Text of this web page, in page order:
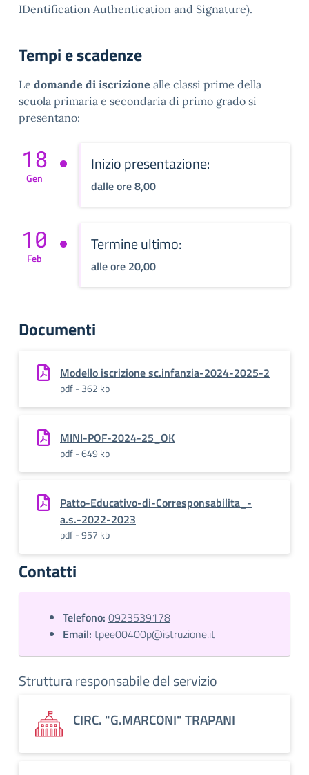
IDentification Authentication and Signature).
Tempi e scadenze
Le domande di iscrizione alle classi prime della
scuola primaria e secondaria di primo grado si
presentano:
Inizio presentazione:
dalle ore 8,00
18
Gen
Termine ultimo:
alle ore 20,00
10
Feb
Documenti
Modello iscrizione sc.infanzia-2024-2025-2
pdf - 362 kb
MINI-POF-2024-25_OK
pdf - 649 kb
Patto-Educativo-di-Corresponsabilita_-
a.s.-2022-2023
pdf - 957 kb
Contatti
Telefono: 0923539178
Email: tpee00400p@istruzione.it
Struttura responsabile del servizio
CIRC. "G.MARCONI" TRAPANI